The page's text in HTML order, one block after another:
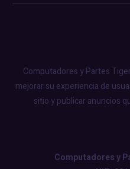
Computadores y Partes
mejorar su experiencia de
sitio y publicar anuncios
Computadores y